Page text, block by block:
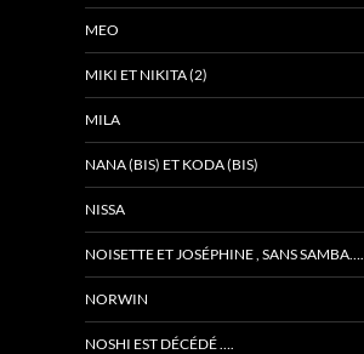
MEO
MIKI ET NIKITA (2)
MILA
NANA (BIS) ET KODA (BIS)
NISSA
NOISETTE ET JOSÉPHINE , SANS SAMBA….
NORWIN
NOSHI EST DÉCÉDÉ ….